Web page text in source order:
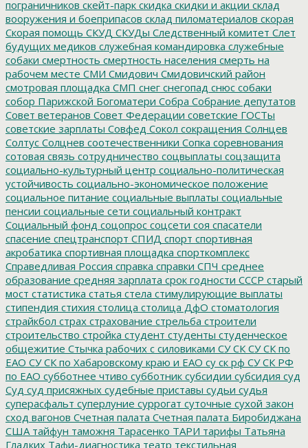
пограничников скейт-парк скидка скидки и акции склад
вооружения и боеприпасов склад пиломатериалов скорая
Скорая помощь СКУД СКУДы Следственный комитет Слет
будущих медиков служебная командировка служебные
собаки смертность смертность населения смерть на
рабочем месте СМИ Смидович Смидовичский район
смотровая площадка СМП снег снегопад снюс собаки
собор Парижской Богоматери Собра Собрание депутатов
Совет ветеранов Совет Федерации советские ГОСТы
советские зарплаты Совфед Сокол сокращения Солнцев
Солтус Солцнев соотечественники Сопка соревнования
сотовая связь сотрудничество соцвыплаты соцзащита
социально-культурный центр социально-политическая
устойчивость социально-экономическое положение
социальное питание социальные выплаты социальные
пенсии социальные сети социальный контракт
Социальный фонд соцопрос соцсети соя спасатели
спасение спецтранспорт СПИД спорт спортивная
акробатика спортивная площадка спорткомплекс
Справедливая Россия справка справки СПЧ среднее
образование средняя зарплата срок годности СССР старый
мост статистика статья стела стимулирующие выплаты
стипендия стихия столица столица ДфО стоматология
страйкбол страх страхование стрельба строители
строительство стройка студент студенты студенческое
общежитие Стычка рабочих с силовиками СУ СК СУ СК по
ЕАО СУ СК по Хабаровскому краю и ЕАО су ск рф СУ СК РФ
по ЕАО субботнее чтиво субботник субсидии субсидия суд
Суд суд присяжных судебные приставы судьи судья
суперасфальт суперлуние суррогат суточные сухой закон
сход вагонов Счетная палата Счетная палата Биробиджана
США тайфун таможня Тарасенко ТАРИ тарифы Татьяна
Гладких Тафи-диагностика театр текстильная